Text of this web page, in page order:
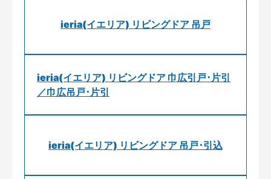
ieria(イエリア) リビングドア 吊戸
ieria(イエリア) リビングドア 巾広引戸･片引
／巾広吊戸･片引
ieria(イエリア) リビングドア 吊戸･引込